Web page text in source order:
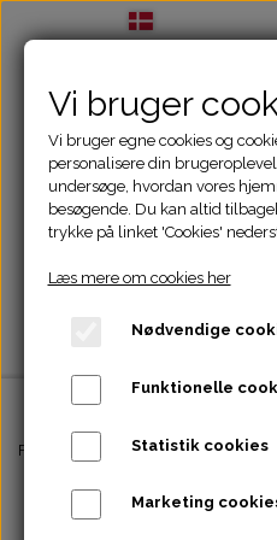
Forside Aktivering Trixie Snack
Vi bruger
Vi bruger egne cookies og
personalisere din
undersøge, hvordan vores
besøgende. Du kan altid
trykke på linket 'Cookies'
Læs mere om cookies her
Nødvendige
Funktionelle
Statistik cookies
Marketing